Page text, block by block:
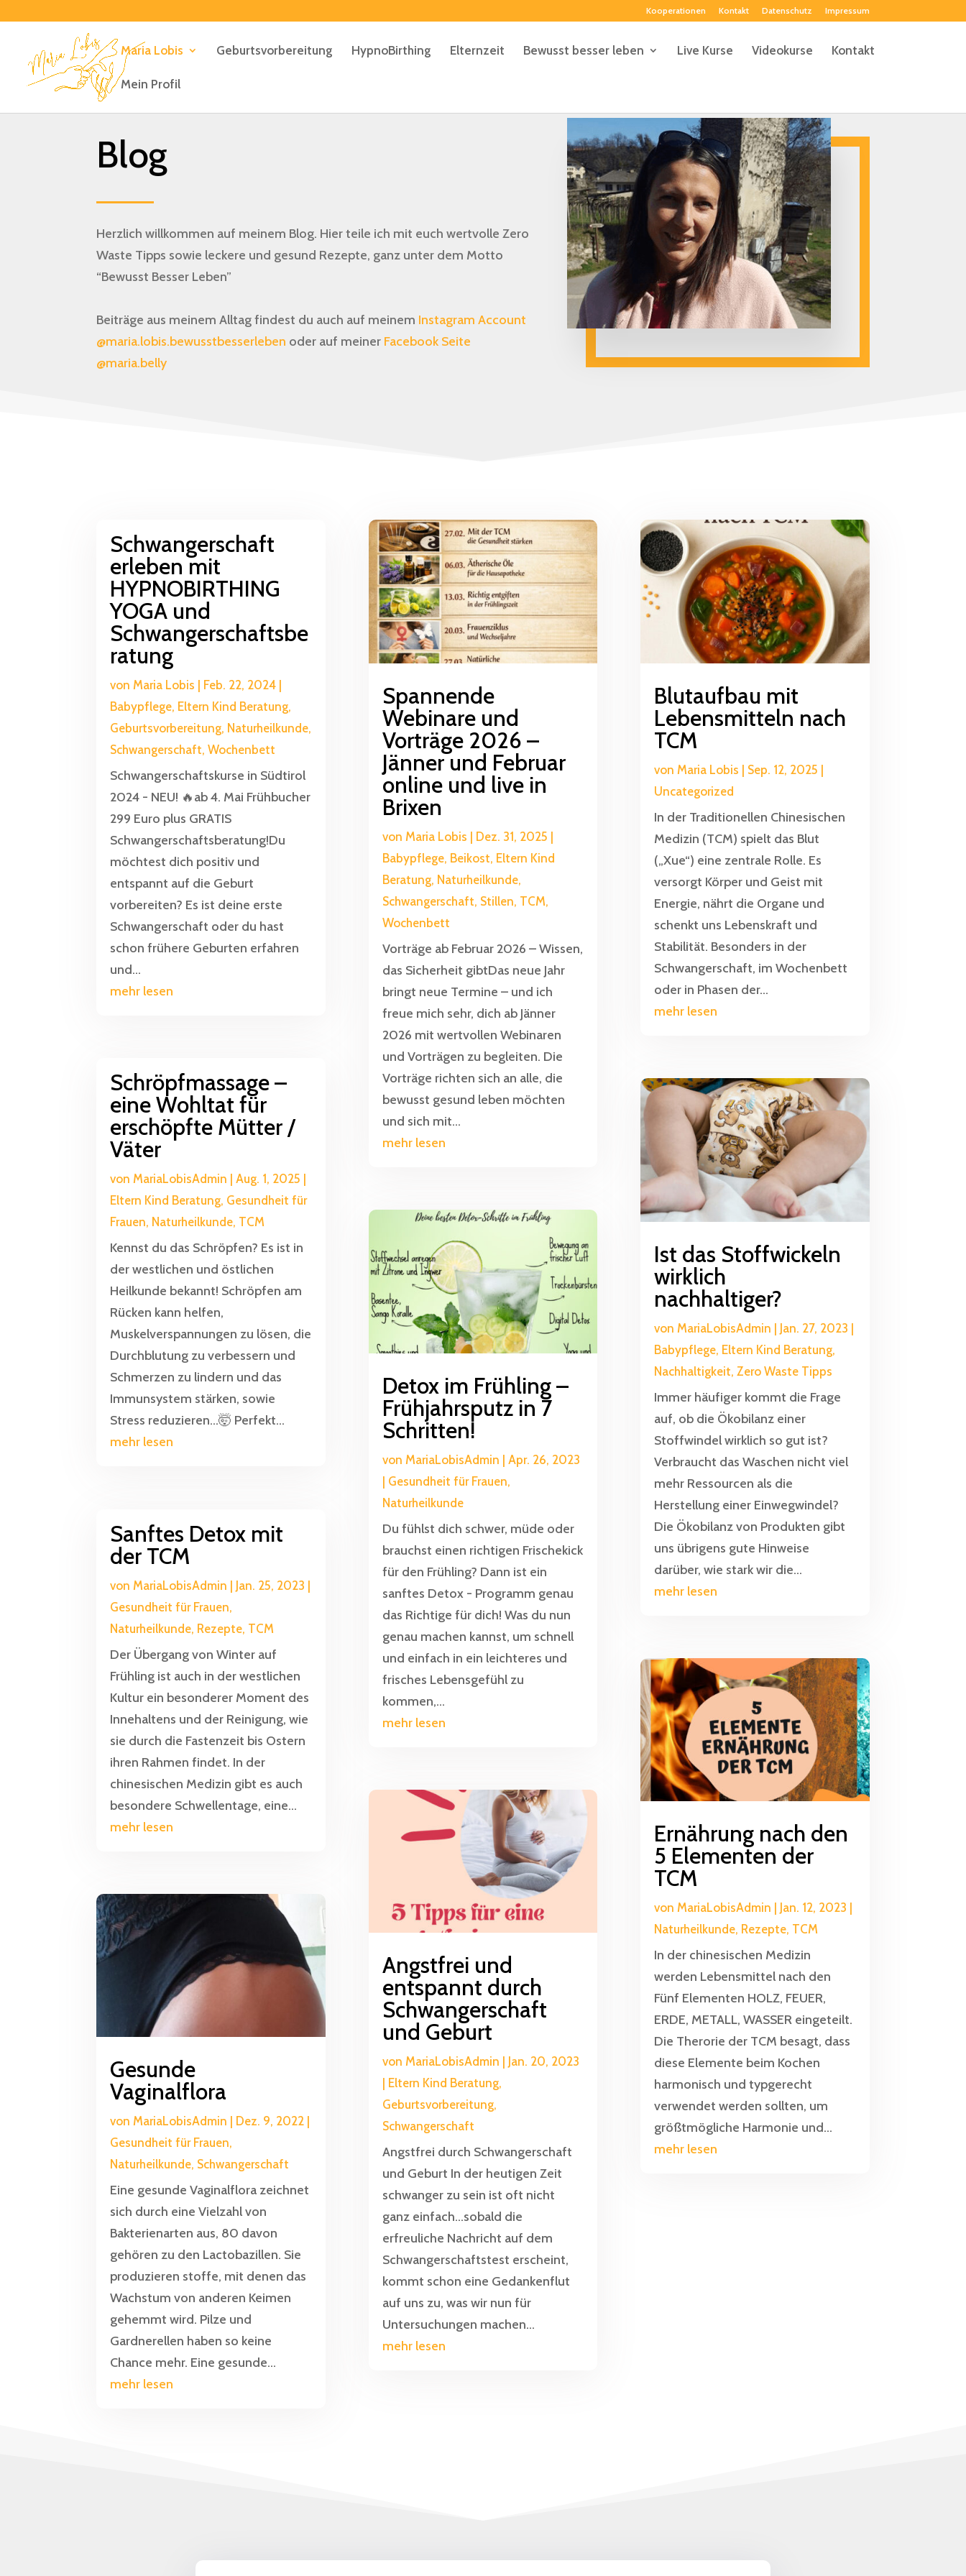
Kooperationen Kontakt Datenschutz Impressum
Maria Lobis Geburtsvorbereitung HypnoBirthing Elternzeit Bewusst besser leben Live Kurse Videokurse Kontakt
Mein Profil
Blog
Herzlich willkommen auf meinem Blog. Hier teile ich mit euch wertvolle Zero
Waste Tipps sowie leckere und gesund Rezepte, ganz unter dem Motto
“Bewusst Besser Leben”
Beiträge aus meinem Alltag findest du auch auf meinem Instagram Account
@maria.lobis.bewusstbesserleben oder auf meiner Facebook Seite
@maria.belly
Schwangerschaft
erleben mit
HYPNOBIRTHING
YOGA und
Schwangerschaftsbe
ratung
vonMaria Lobis Feb. 22, 2024
Babypflege, Eltern Kind Beratung,
Geburtsvorbereitung, Naturheilkunde,
Schwangerschaft,Wochenbett
Schwangerschaftskurse in Südtirol
2024 - NEU! 🔥ab 4. Mai Frühbucher
299 Euro plus GRATIS
Schwangerschaftsberatung!Du
möchtest dich positiv und
entspannt auf die Geburt
vorbereiten? Es ist deine erste
Schwangerschaft oder du hast
schon frühere Geburten erfahren
und...
mehr lesen
Schröpfmassage –
eine Wohltat für
erschöpfte Mütter /
Väter
vonMariaLobisAdmin |Aug. 1, 2025
Eltern Kind Beratung, Gesundheit für
Frauen, Naturheilkunde, TCM
Kennst du das Schröpfen? Es ist in
der westlichen und östlichen
Heilkunde bekannt! Schröpfen am
Rücken kann helfen,
Muskelverspannungen zu lösen, die
Durchblutung zu verbessern und
Schmerzen zu lindern und das
Immunsystem stärken, sowie
Stress reduzieren...🤯 Perfekt...
mehr lesen
Sanftes Detox mit
der TCM
von MariaLobisAdmin | Jan. 25, 2023 |
Gesundheit für Frauen,
Naturheilkunde, Rezepte, TCM
Der Übergang von Winter auf
Frühling ist auch in der westlichen
Kultur ein besonderer Moment des
Innehaltens und der Reinigung, wie
sie durch die Fastenzeit bis Ostern
ihren Rahmen findet. In der
chinesischen Medizin gibt es auch
besondere Schwellentage, eine...
mehr lesen
Gesunde
Vaginalflora
vonMariaLobisAdmin Dez. 9, 2022
Gesundheit für Frauen,
Naturheilkunde, Schwangerschaft
Eine gesunde Vaginalflora zeichnet
sich durch eine Vielzahl von
Bakterienarten aus, 80 davon
gehören zu den Lactobazillen. Sie
produzieren stoffe, mit denen das
Wachstum von anderen Keimen
gehemmt wird. Pilze und
Gardnerellen haben so keine
Chance mehr. Eine gesunde...
mehr lesen
Spannende
Webinare und
Vorträge 2026 –
Jänner und Februar
online und live in
Brixen
von Maria Lobis | Dez. 31, 2025 |
Babypflege, Beikost, Eltern Kind
Beratung, Naturheilkunde,
Schwangerschaft, Stillen, TCM,
Wochenbett
Vorträge ab Februar 2026 – Wissen,
das Sicherheit gibtDas neue Jahr
bringt neue Termine – und ich
freue mich sehr, dich ab Jänner
2026 mit wertvollen Webinaren
und Vorträgen zu begleiten. Die
Vorträge richten sich an alle, die
bewusst gesund leben möchten
und sich mit...
mehr lesen
Detox im Frühling –
Frühjahrsputz in 7
Schritten!
von MariaLobisAdmin | Apr. 26, 2023
| Gesundheit für Frauen,
Naturheilkunde
Du fühlst dich schwer, müde oder
brauchst einen richtigen Frischekick
für den Frühling? Dann ist ein
sanftes Detox - Programm genau
das Richtige für dich! Was du nun
genau machen kannst, um schnell
und einfach in ein leichteres und
frisches Lebensgefühl zu
kommen,...
mehr lesen
Angstfrei und
entspannt durch
Schwangerschaft
und Geburt
von MariaLobisAdmin
Jan. 20, 2023
Eltern Kind Beratung,
Geburtsvorbereitung,
Schwangerschaft
Angstfrei durch Schwangerschaft
und Geburt In der heutigen Zeit
schwanger zu sein ist oft nicht
ganz einfach...sobald die
erfreuliche Nachricht auf dem
Schwangerschaftstest erscheint,
kommt schon eine Gedankenflut
auf uns zu, was wir nun für
Untersuchungen machen...
mehr lesen
Blutaufbau mit
Lebensmitteln nach
TCM
von Maria Lobis | Sep. 12, 2025 |
Uncategorized
In der Traditionellen Chinesischen
Medizin (TCM) spielt das Blut
(„Xue“) eine zentrale Rolle. Es
versorgt Körper und Geist mit
Energie, nährt die Organe und
schenkt uns Lebenskraft und
Stabilität. Besonders in der
Schwangerschaft, im Wochenbett
oder in Phasen der...
mehr lesen
Ist das Stoffwickeln
wirklich
nachhaltiger?
von MariaLobisAdmin | Jan. 27, 2023 |
Babypflege, Eltern Kind Beratung,
Nachhaltigkeit, Zero Waste Tipps
Immer häufiger kommt die Frage
auf, ob die Ökobilanz einer
Stoffwindel wirklich so gut ist?
Verbraucht das Waschen nicht viel
mehr Ressourcen als die
Herstellung einer Einwegwindel?
Die Ökobilanz von Produkten gibt
uns übrigens gute Hinweise
darüber, wie stark wir die...
mehr lesen
Ernährung nach den
5 Elementen der
TCM
von MariaLobisAdmin Jan. 12, 2023
Naturheilkunde, Rezepte, TCM
In der chinesischen Medizin
werden Lebensmittel nach den
Fünf Elementen HOLZ, FEUER,
ERDE, METALL, WASSER eingeteilt.
Die Therorie der TCM besagt, dass
diese Elemente beim Kochen
harmonisch und typgerecht
verwendet werden sollten, um
größtmögliche Harmonie und...
mehr lesen